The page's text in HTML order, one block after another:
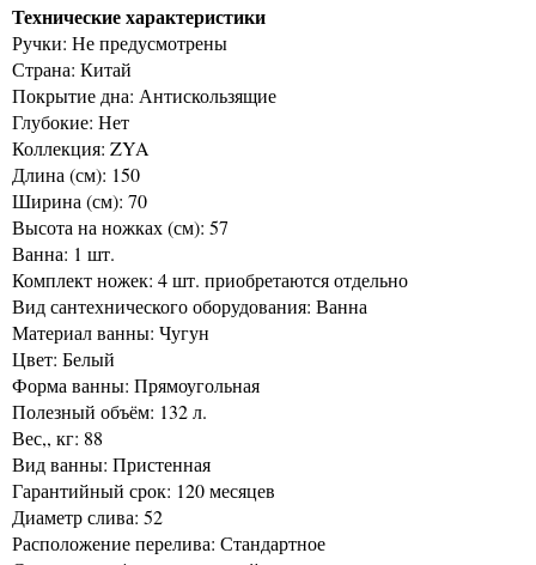
Технические характеристики
Ручки: Не предусмотрены
Страна: Китай
Покрытие дна: Антискользящие
Глубокие: Нет
Коллекция: ZYA
Длина (см): 150
Ширина (см): 70
Высота на ножках (см): 57
Ванна: 1 шт.
Комплект ножек: 4 шт. приобретаются отдельно
Вид сантехнического оборудования: Ванна
Материал ванны: Чугун
Цвет: Белый
Форма ванны: Прямоугольная
Полезный объём: 132 л.
Вес,, кг: 88
Вид ванны: Пристенная
Гарантийный срок: 120 месяцев
Диаметр слива: 52
Расположение перелива: Стандартное